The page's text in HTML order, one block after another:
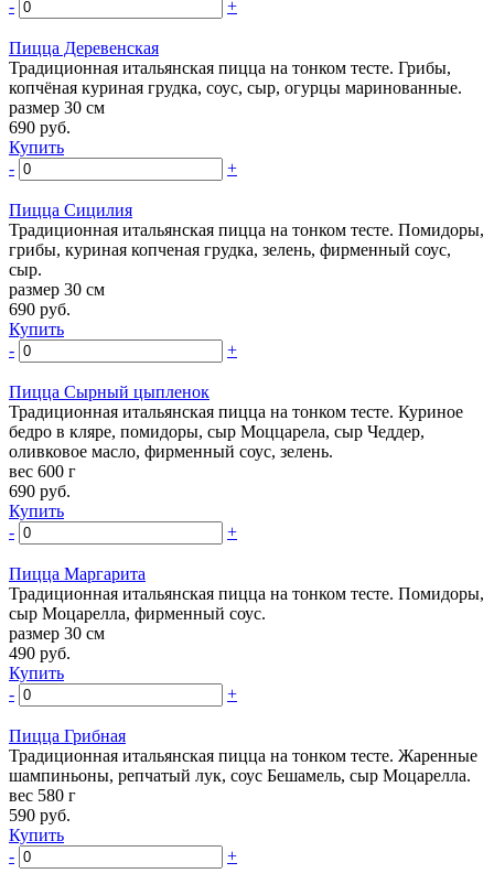
-
+
Пицца Деревенская
Традиционная итальянская пицца на тонком тесте. Грибы,
копчёная куриная грудка, соус, сыр, огурцы маринованные.
размер 30 см
690 руб.
Купить
-
+
Пицца Сицилия
Традиционная итальянская пицца на тонком тесте. Помидоры,
грибы, куриная копченая грудка, зелень, фирменный соус,
сыр.
размер 30 см
690 руб.
Купить
-
+
Пицца Сырный цыпленок
Традиционная итальянская пицца на тонком тесте. Куриное
бедро в кляре, помидоры, сыр Моццарела, сыр Чеддер,
оливковое масло, фирменный соус, зелень.
вес 600 г
690 руб.
Купить
-
+
Пицца Маргарита
Традиционная итальянская пицца на тонком тесте. Помидоры,
сыр Моцарелла, фирменный соус.
размер 30 см
490 руб.
Купить
-
+
Пицца Грибная
Традиционная итальянская пицца на тонком тесте. Жаренные
шампиньоны, репчатый лук, соус Бешамель, сыр Моцарелла.
вес 580 г
590 руб.
Купить
-
+